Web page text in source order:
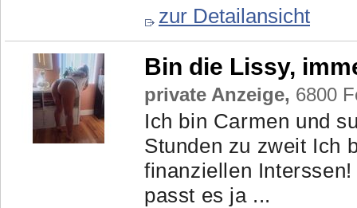
zur Detailansicht
Bin die Lissy,
private Anzeige, 6800
Ich bin Carmen und
Stunden zu zweit Ich
finanziellen
passt es ja ...